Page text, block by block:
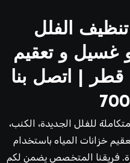
الفلل
غسيل و تعقيم
قطر | اتصل بنا
للفلل الجديدة، الكنب،
خزانات المياه باستخدام
فريقنا المتخصص يضمن لكم